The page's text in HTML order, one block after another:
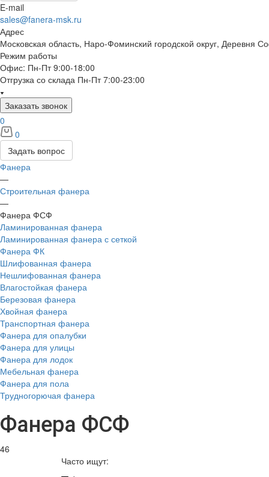
E-mail
sales@fanera-msk.ru
Адрес
Московская область, Наро-Фоминский городской округ, Деревня
Режим работы
Офис: Пн-Пт 9:00-18:00
Отгрузка со склада Пн-Пт 7:00-23:00
Заказать звонок
0
0
Задать вопрос
Фанера
—
Строительная фанера
—
Фанера ФСФ
Ламинированная фанера
Ламинированная фанера с сеткой
Фанера ФК
Шлифованная фанера
Нешлифованная фанера
Влагостойкая фанера
Березовая фанера
Хвойная фанера
Транспортная фанера
Фанера для опалубки
Фанера для улицы
Фанера для лодок
Мебельная фанера
Фанера для пола
Трудногорючая фанера
Фанера ФСФ
46
Часто ищут: